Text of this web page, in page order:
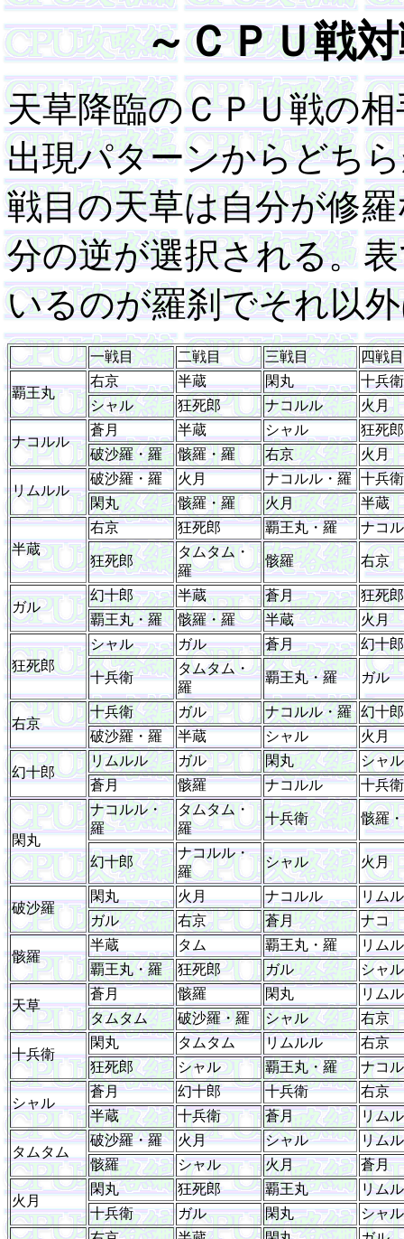
～ＣＰＵ戦
天草降臨のＣＰＵ戦の
出現パターンからどち
戦目の天草は自分が修
分の逆が選択される。
いるのが羅刹でそれ以
一戦目 二戦目 三戦目 四戦目
覇王丸
右京 半蔵 閑丸
十兵衛
シャル
狂死郎 ナコルル 火月
ナコルル
蒼月 半蔵 シャル
狂死郎
破沙羅・羅
骸羅・羅 右京 火月
リムルル
破沙羅・羅 火月 ナコルル・羅 十兵衛
閑丸
骸羅・羅 火月 半蔵
半蔵
右京 狂死郎 覇王丸・羅 ナコ
狂死郎
タムタム・
羅
骸羅 右京
ガル
幻十郎 半蔵 蒼月
狂死郎
覇王丸・羅
骸羅・羅 半蔵 火月
狂死郎
シャル ガル 蒼月 幻十郎
十兵衛
タムタム・
羅
覇王丸・羅 ガル
右京
十兵衛 ガル ナコルル・羅 幻十郎
破沙羅・羅
半蔵 シャル 火月
幻十郎
リムルル ガル 閑丸
シャル
蒼月
骸羅 ナコルル 十兵衛
閑丸
ナコルル・
羅
タムタム・
羅
十兵衛 骸羅
幻十郎
ナコルル・
羅
シャル 火月
破沙羅
閑丸 火月 ナコルル
リム
ガル
右京 蒼月 ナコ
骸羅
半蔵 タム 覇王丸・羅
リム
覇王丸・羅
狂死郎 ガル シャル
天草
蒼月 骸羅 閑丸
リム
タムタム
破沙羅・羅 シャル 右京
十兵衛
閑丸 タムタム リムルル
右京
狂死郎
シャル 覇王丸・羅 ナコ
シャル
蒼月 幻十郎 十兵衛
右京
半蔵
十兵衛 蒼月 リム
タムタム
破沙羅・羅 火月 シャル
リム
骸羅
シャル 火月 蒼月
火月
閑丸 狂死郎 覇王丸
リム
十兵衛
ガル 閑丸
シャル